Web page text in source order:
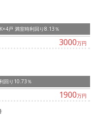
戸 満室時利回り8.13％
3000万円
回り10.73％
1900万円